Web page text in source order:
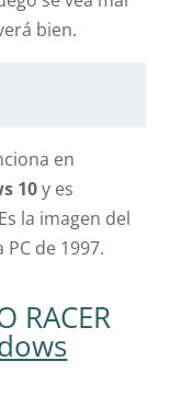
bien.
en
10y es
la imagen del
de 1997.
RACER